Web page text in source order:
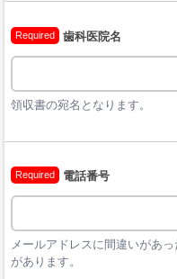
Required 歯科医院名
領収書の宛名となります。
Required 電話番号
メールアドレスに間違いがあ
があります。